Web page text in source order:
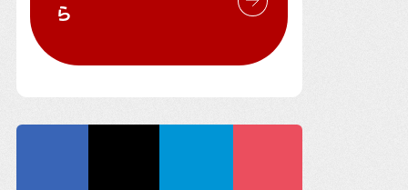
ら